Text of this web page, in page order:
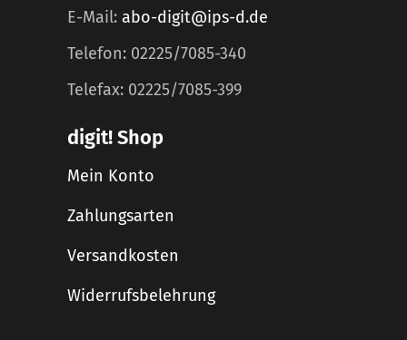
E-Mail: abo-digit@ips-d.de
Telefon: 02225/7085-340
Telefax: 02225/7085-399
digit! Shop
Mein Konto
Zahlungsarten
Versandkosten
Widerrufsbelehrung